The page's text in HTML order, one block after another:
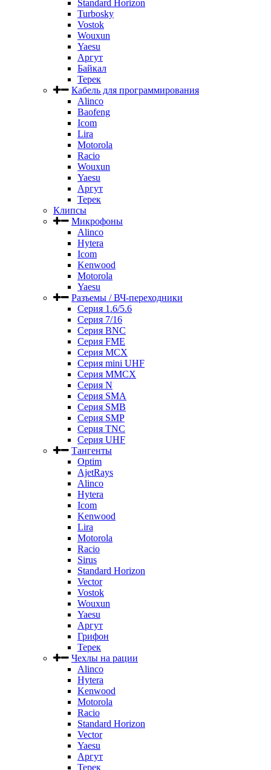
Standard Horizon
Turbosky
Vostok
Wouxun
Yaesu
Аргут
Байкал
Терек
Кабель для программирования
Alinco
Baofeng
Icom
Lira
Motorola
Racio
Wouxun
Yaesu
Аргут
Терек
Клипсы
Микрофоны
Alinco
Hytera
Icom
Kenwood
Motorola
Yaesu
Разъемы / ВЧ-переходники
Серия 1.6/5.6
Серия 7/16
Серия BNC
Серия FME
Серия MCX
Серия mini UHF
Серия MMCX
Серия N
Серия SMA
Серия SMB
Серия SMP
Серия TNC
Серия UHF
Тангенты
Optim
AjetRays
Alinco
Hytera
Icom
Kenwood
Lira
Motorola
Racio
Sirus
Standard Horizon
Vector
Vostok
Wouxun
Yaesu
Аргут
Грифон
Терек
Чехлы на рации
Alinco
Hytera
Kenwood
Motorola
Racio
Standard Horizon
Vector
Yaesu
Аргут
Терек